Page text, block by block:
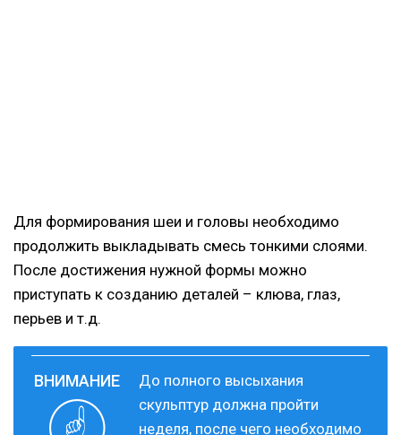
Для формирования шеи и головы необходимо
продолжить выкладывать смесь тонкими слоями.
После достижения нужной формы можно
приступать к созданию деталей – клюва, глаз,
перьев и т.д.
До полного высыхания
скульптур должна пройти
неделя, после чего необходимо